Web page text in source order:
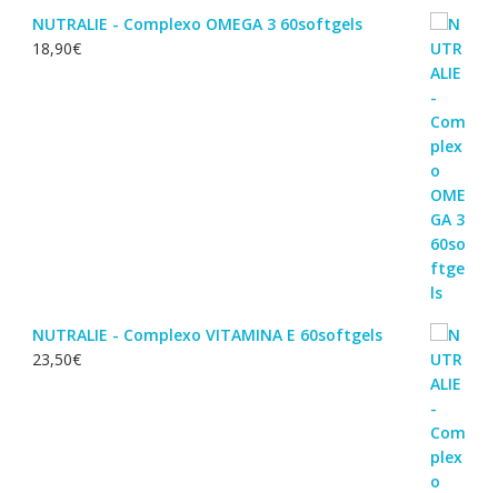
NUTRALIE - Complexo OMEGA 3 60softgels
18,90€
NUTRALIE - Complexo VITAMINA E 60softgels
23,50€